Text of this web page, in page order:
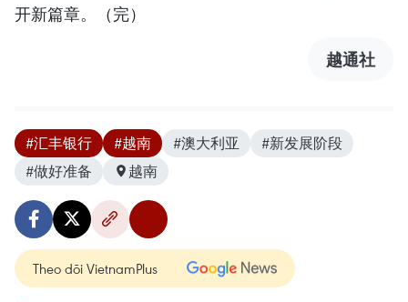
开新篇章。（完）
越通社
#汇丰银行 #越南 #澳大利亚
#新发展阶段
#做好准备
越南
Theo dõi VietnamPlus